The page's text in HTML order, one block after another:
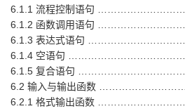
6.1.1 流程控制语句
6.1.2 函数调用语句
6.1.3 表达式语句
6.1.4 空语句
6.1.5 复合语句
6.2 输入与输出函数
6.2.1 格式输出函数